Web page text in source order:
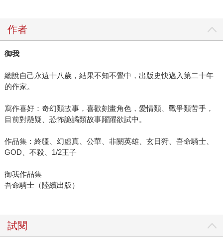
作者
御我
總說自己永遠十八歲，結果不知不覺中，出版史快邁入第二十年
的作家。
寫作喜好：奇幻類故事，喜歡刻畫角色，愛情類、戰爭類苦手，
目前對懸疑、恐怖詭譎類故事躍躍欲試中。
作品集：終疆、幻虛真、公華、非關英雄、玄日狩、吾命騎士、
GOD、不殺、1/2王子
御我作品集
吾命騎士（陸續出版）
試閱